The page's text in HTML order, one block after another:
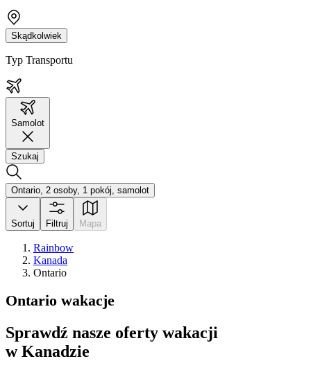
Skądkolwiek
Typ Transportu
Samolot
Szukaj
Ontario, 2 osoby, 1 pokój, samolot
Sortuj Filtruj Mapa
Rainbow
Kanada
Ontario
Ontario wakacje
Sprawdź nasze oferty wakacji
w Kanadzie